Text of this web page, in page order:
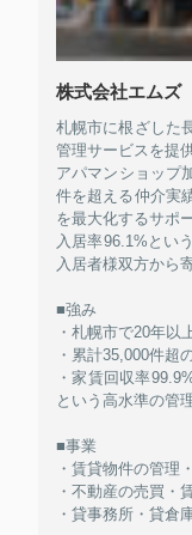
株式会社エムズ
札幌市に根ざした
管理サービスを提
アパマンショップ
件を超える仲介実
を最大化するサポ
入居率96.1%とい
入居者様双方から
■強み
・札幌市で20年以
・累計35,000件超
・家賃回収率
という高水準の管
■事業
・賃貸物件の管理
・不動産の売買・
・貸事務所・貸倉